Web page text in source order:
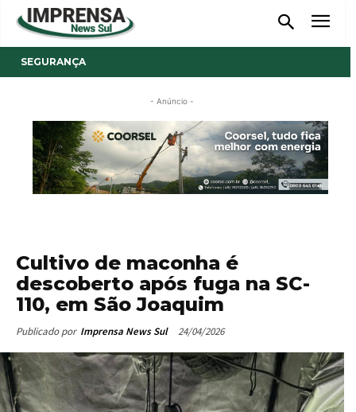
SEGURANÇA
- Anúncio -
Cultivo de maconha é
descoberto após fuga na SC-
110, em São Joaquim
Publicado por Imprensa News Sul 24/04/2026